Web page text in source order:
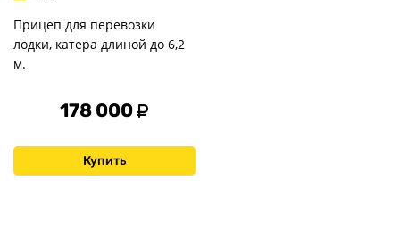
Прицеп для перевозки
лодки, катера длиной до 6,2
м.
178 000
Купить